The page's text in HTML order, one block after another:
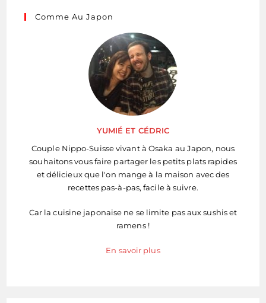
Comme Au Japon
YUMIÉ ET CÉDRIC
Couple Nippo-Suisse vivant à Osaka au Japon, nous
souhaitons vous faire partager les petits plats rapides
et délicieux que l'on mange à la maison avec des
recettes pas-à-pas, facile à suivre.
Car la cuisine japonaise ne se limite pas aux sushis et
ramens !
En savoir plus